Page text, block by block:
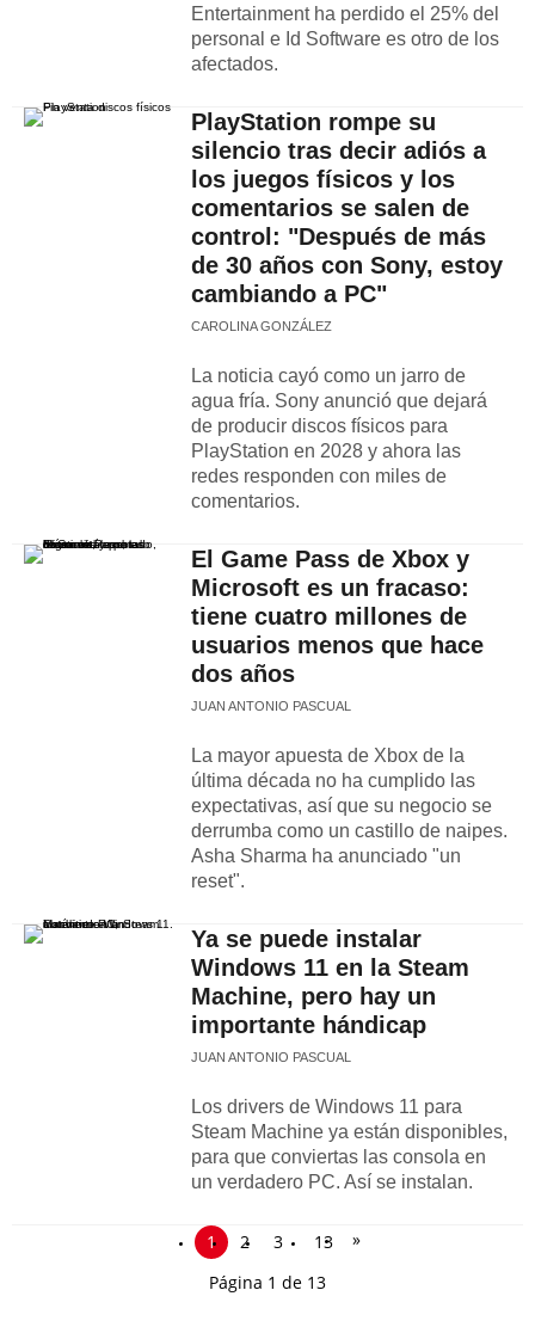
Entertainment ha perdido el 25% del
personal e Id Software es otro de los
afectados.
PlayStation rompe su
silencio tras decir adiós a
los juegos físicos y los
comentarios se salen de
control: "Después de más
de 30 años con Sony, estoy
cambiando a PC"
CAROLINA GONZÁLEZ
La noticia cayó como un jarro de
agua fría. Sony anunció que dejará
de producir discos físicos para
PlayStation en 2028 y ahora las
redes responden con miles de
comentarios.
El Game Pass de Xbox y
Microsoft es un fracaso:
tiene cuatro millones de
usuarios menos que hace
dos años
JUAN ANTONIO PASCUAL
La mayor apuesta de Xbox de la
última década no ha cumplido las
expectativas, así que su negocio se
derrumba como un castillo de naipes.
Asha Sharma ha anunciado "un
reset".
Ya se puede instalar
Windows 11 en la Steam
Machine, pero hay un
importante hándicap
JUAN ANTONIO PASCUAL
Los drivers de Windows 11 para
Steam Machine ya están disponibles,
para que conviertas las consola en
un verdadero PC. Así se instalan.
1 2 3 13
»
Página 1 de 13